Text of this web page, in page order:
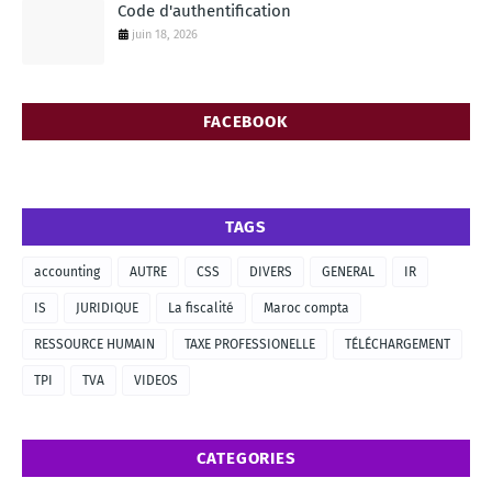
Code d'authentification
juin 18, 2026
FACEBOOK
TAGS
accounting AUTRE CSS DIVERS GENERAL IR
IS JURIDIQUE La fiscalité Maroc compta
RESSOURCE HUMAIN TAXE PROFESSIONELLE TÉLÉCHARGEMENT
TPI TVA VIDEOS
CATEGORIES